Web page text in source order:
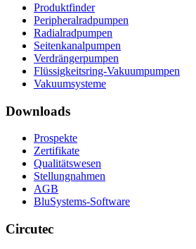
Produktfinder
Peripheralradpumpen
Radialradpumpen
Seitenkanalpumpen
Verdrängerpumpen
Flüssigkeitsring-Vakuumpumpen
Vakuumsysteme
Downloads
Prospekte
Zertifikate
Qualitätswesen
Stellungnahmen
AGB
BluSystems-Software
Circutec